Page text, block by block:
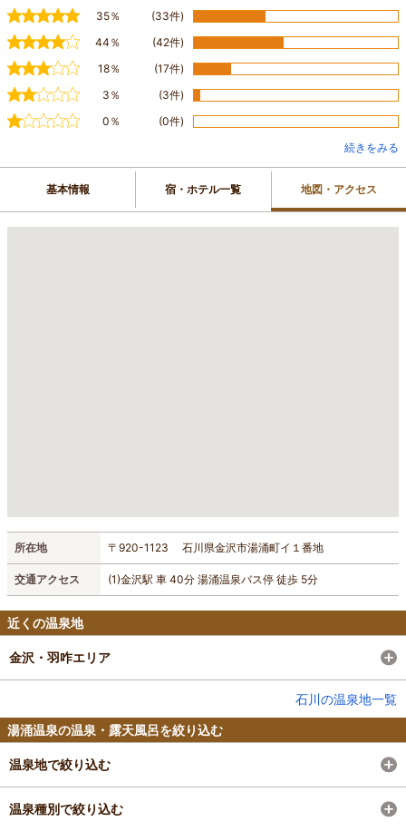
35％
(33件)
44％
(42件)
18％
(17件)
3％
(3件)
0％
(0件)
続きをみる
基本情報 宿・ホテル一覧 地図・アクセス
所在地 〒920-1123 石川県金沢市湯涌町イ１番地
交通アクセス (1)金沢駅 車 40分 湯涌温泉バス停 徒歩 5分
近くの温泉地
金沢・羽咋エリア
石川の温泉地一覧
湯涌温泉の温泉・露天風呂を絞り込む
温泉地で絞り込む
温泉種別で絞り込む